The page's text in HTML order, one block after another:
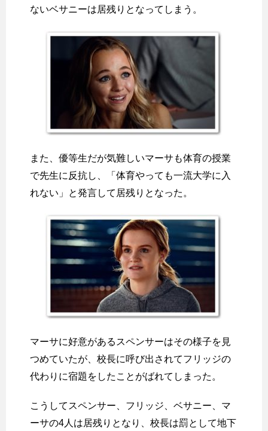
ないベサニーは居残りとなってしまう。
また、優等生だが気難しいマーサも体育の授業
で先生に反抗し、「体育やっても一流大学に入
れない」と発言して居残りとなった。
マーサに好意があるスペンサーはその様子を見
つめていたが、校長に呼び出されてフリッジの
代わりに宿題をしたことがばれてしまった。
こうしてスペンサー、フリッジ、ベサニー、マ
ーサの4人は居残りとなり、校長は罰として地下